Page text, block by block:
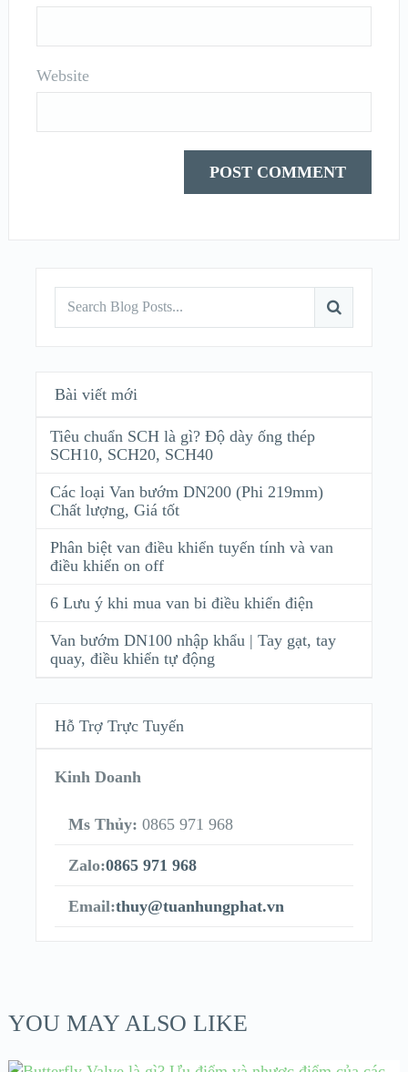
Website
Bài viết mới
Tiêu chuẩn SCH là gì? Độ dày ống thép
SCH10, SCH20, SCH40
Các loại Van bướm DN200 (Phi 219mm)
Chất lượng, Giá tốt
Phân biệt van điều khiển tuyến tính và van
điều khiển on off
6 Lưu ý khi mua van bi điều khiển điện
Van bướm DN100 nhập khẩu | Tay gạt, tay
quay, điều khiển tự động
Hỗ Trợ Trực Tuyến
Kinh Doanh
Ms Thủy: 0865 971 968
Zalo:0865 971 968
Email:thuy@tuanhungphat.vn
YOU MAY ALSO LIKE